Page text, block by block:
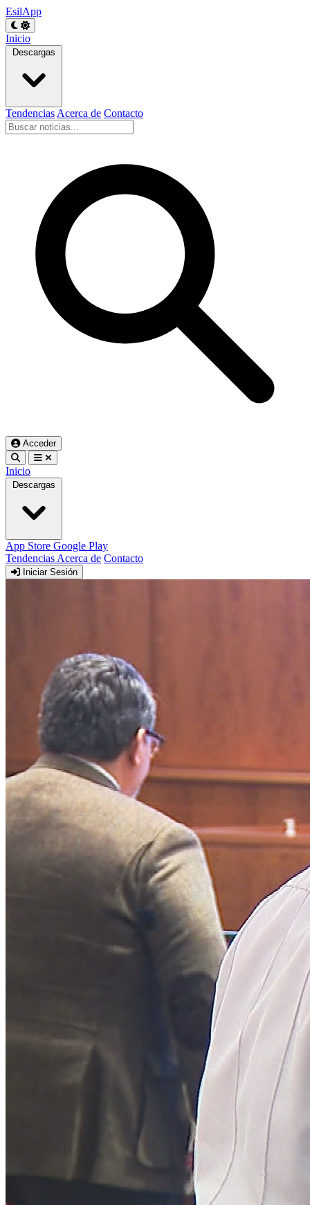
EsilApp
Inicio
Descargas
Tendencias Acerca de Contacto
Acceder
Inicio
Descargas
App Store Google Play
Tendencias Acerca de Contacto
Iniciar Sesión